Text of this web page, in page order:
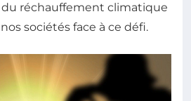
réchauffement climatique
sociétés face à ce défi.